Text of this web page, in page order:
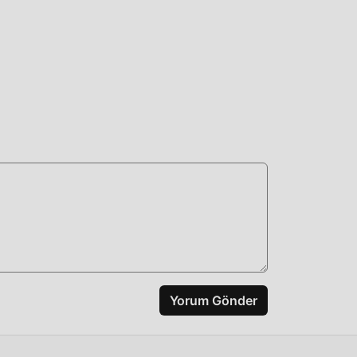
Yorum Gönder